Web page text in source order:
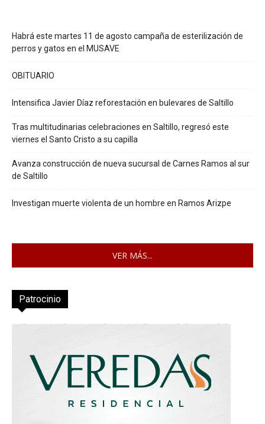
Habrá este martes 11 de agosto campaña de esterilización de
perros y gatos en el MUSAVE
OBITUARIO
Intensifica Javier Díaz reforestación en bulevares de Saltillo
Tras multitudinarias celebraciones en Saltillo, regresó este
viernes el Santo Cristo a su capilla
Avanza construcción de nueva sucursal de Carnes Ramos al sur
de Saltillo
Investigan muerte violenta de un hombre en Ramos Arizpe
VER MÁS...
Patrocinio